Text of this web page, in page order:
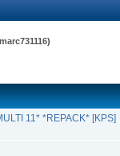
marc731116)
11* *REPACK* [KPS]